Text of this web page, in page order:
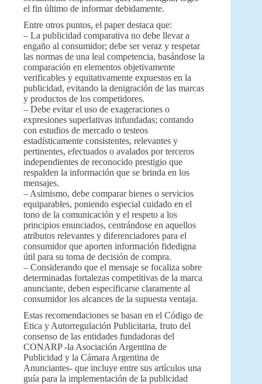
el fin último de informar debidamente.
Entre otros puntos, el paper destaca que:
– La publicidad comparativa no debe llevar a
engaño al consumidor; debe ser veraz y respetar
las normas de una leal competencia, basándose la
comparación en elementos objetivamente
verificables y equitativamente expuestos en la
publicidad, evitando la denigración de las marcas
y productos de los competidores.
– Debe evitar el uso de exageraciones o
expresiones superlativas infundadas; contando
con estudios de mercado o testeos
estadísticamente consistentes, relevantes y
pertinentes, efectuados o avalados por terceros
independientes de reconocido prestigio que
respalden la información que se brinda en los
mensajes.
– Asimismo, debe comparar bienes o servicios
equiparables, poniendo especial cuidado en el
tono de la comunicación y el respeto a los
principios enunciados, centrándose en aquellos
atributos relevantes y diferenciadores para el
consumidor que aporten información fidedigna
útil para su toma de decisión de compra.
– Considerando que el mensaje se focaliza sobre
determinadas fortalezas competitivas de la marca
anunciante, deben especificarse claramente al
consumidor los alcances de la supuesta ventaja.
Estas recomendaciones se basan en el Código de
Etica y Autorregulación Publicitaria, fruto del
consenso de las entidades fundadoras del
CONARP -la Asociación Argentina de
Publicidad y la Cámara Argentina de
Anunciantes- que incluye entre sus artículos una
guía para la implementación de la publicidad